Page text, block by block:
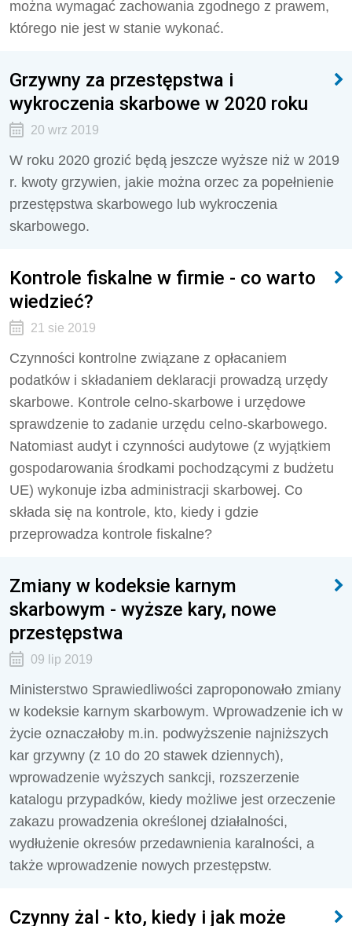
można wymagać zachowania zgodnego z prawem,
którego nie jest w stanie wykonać.
Grzywny za przestępstwa i
wykroczenia skarbowe w 2020 roku
20 wrz 2019
W roku 2020 grozić będą jeszcze wyższe niż w 2019
r. kwoty grzywien, jakie można orzec za popełnienie
przestępstwa skarbowego lub wykroczenia
skarbowego.
Kontrole fiskalne w firmie - co warto
wiedzieć?
21 sie 2019
Czynności kontrolne związane z opłacaniem
podatków i składaniem deklaracji prowadzą urzędy
skarbowe. Kontrole celno-skarbowe i urzędowe
sprawdzenie to zadanie urzędu celno-skarbowego.
Natomiast audyt i czynności audytowe (z wyjątkiem
gospodarowania środkami pochodzącymi z budżetu
UE) wykonuje izba administracji skarbowej. Co
składa się na kontrole, kto, kiedy i gdzie
przeprowadza kontrole fiskalne?
Zmiany w kodeksie karnym
skarbowym - wyższe kary, nowe
przestępstwa
09 lip 2019
Ministerstwo Sprawiedliwości zaproponowało zmiany
w kodeksie karnym skarbowym. Wprowadzenie ich w
życie oznaczałoby m.in. podwyższenie najniższych
kar grzywny (z 10 do 20 stawek dziennych),
wprowadzenie wyższych sankcji, rozszerzenie
katalogu przypadków, kiedy możliwe jest orzeczenie
zakazu prowadzenia określonej działalności,
wydłużenie okresów przedawnienia karalności, a
także wprowadzenie nowych przestępstw.
Czynny żal - kto, kiedy i jak może